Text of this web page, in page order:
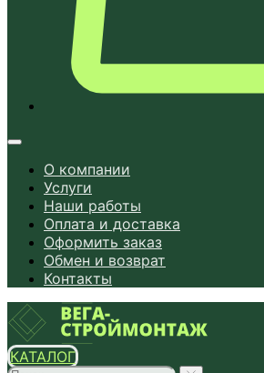
О компании
Услуги
Наши работы
Оплата и доставка
Оформить заказ
Обмен и возврат
Контакты
КАТАЛОГ